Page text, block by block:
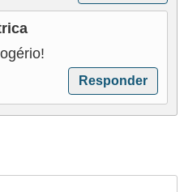
Responder